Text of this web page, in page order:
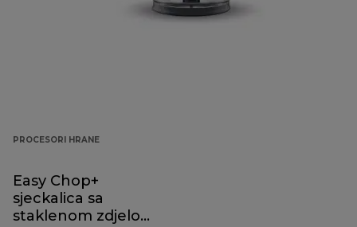
PROCESORI HRANE
Easy Chop+
sjeckalica sa
staklenom zdjelom